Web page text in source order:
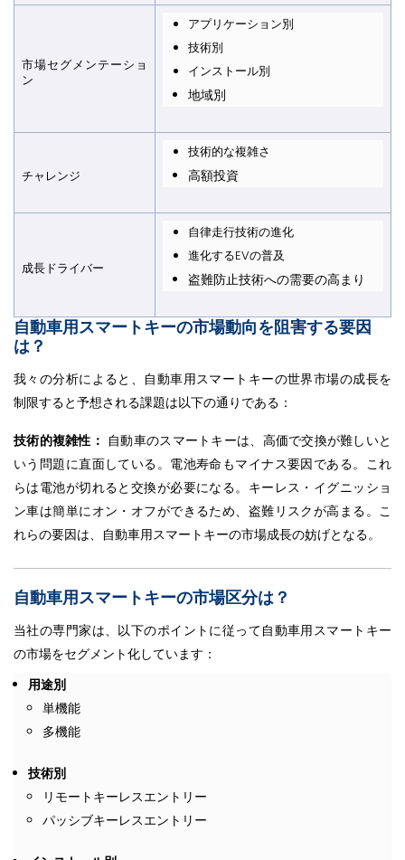
市場セグメンテーショ
ン
アプリケーション別
技術別
インストール別
地域別
チャレンジ
技術的な複雑さ
高額投資
成長ドライバー
自律走行技術の進化
進化するEVの普及
盗難防止技術への需要の高まり
自動車用スマートキーの市場動向を阻害する要因
は？
我々の分析によると、自動車用スマートキーの世界市場の成長を
制限すると予想される課題は以下の通りである：
技術的複雑性： 自動車のスマートキーは、高価で交換が難しいと
いう問題に直面している。電池寿命もマイナス要因である。これ
らは電池が切れると交換が必要になる。キーレス・イグニッショ
ン車は簡単にオン・オフができるため、盗難リスクが高まる。こ
れらの要因は、自動車用スマートキーの市場成長の妨げとなる。
自動車用スマートキーの市場区分は？
当社の専門家は、以下のポイントに従って自動車用スマートキー
の市場をセグメント化しています：
用途別
単機能
多機能
技術別
リモートキーレスエントリー
パッシブキーレスエントリー